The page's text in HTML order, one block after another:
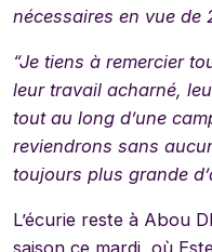
nécessaires en vue de
“Je tiens à remercier
leur travail acharné,
tout au long d’une
reviendrons sans
toujours plus grande
L’écurie reste à Abou
saison ce mardi, où